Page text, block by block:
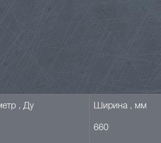
, Ду Ширина , мм
660